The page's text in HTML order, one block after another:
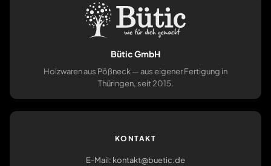
Bütic GmbH
Holzwaren aus Pößneck — aus eigener Fertigung in
Thüringen, seit 2015.
KONTAKT
E-Mail: kontakt@buetic.de